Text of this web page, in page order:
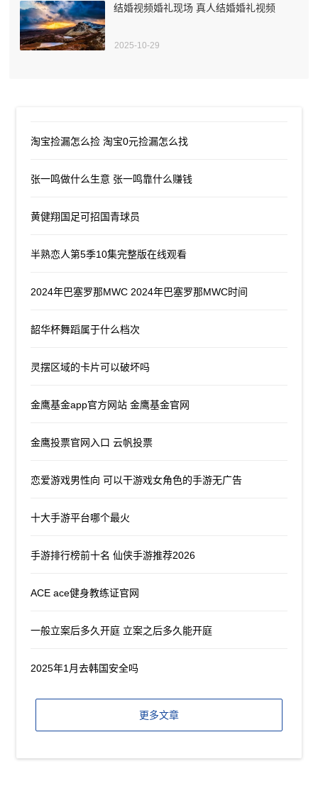
结婚视频婚礼现场 真人结婚婚礼视频
2025-10-29
淘宝捡漏怎么捡 淘宝0元捡漏怎么找
张一鸣做什么生意 张一鸣靠什么赚钱
黄健翔国足可招国青球员
半熟恋人第5季10集完整版在线观看
2024年巴塞罗那MWC 2024年巴塞罗那MWC时间
韶华杯舞蹈属于什么档次
灵摆区域的卡片可以破坏吗
金鹰基金app官方网站 金鹰基金官网
金鹰投票官网入口 云帆投票
恋爱游戏男性向 可以干游戏女角色的手游无广告
十大手游平台哪个最火
手游排行榜前十名 仙侠手游推荐2026
ACE ace健身教练证官网
一般立案后多久开庭 立案之后多久能开庭
2025年1月去韩国安全吗
更多文章